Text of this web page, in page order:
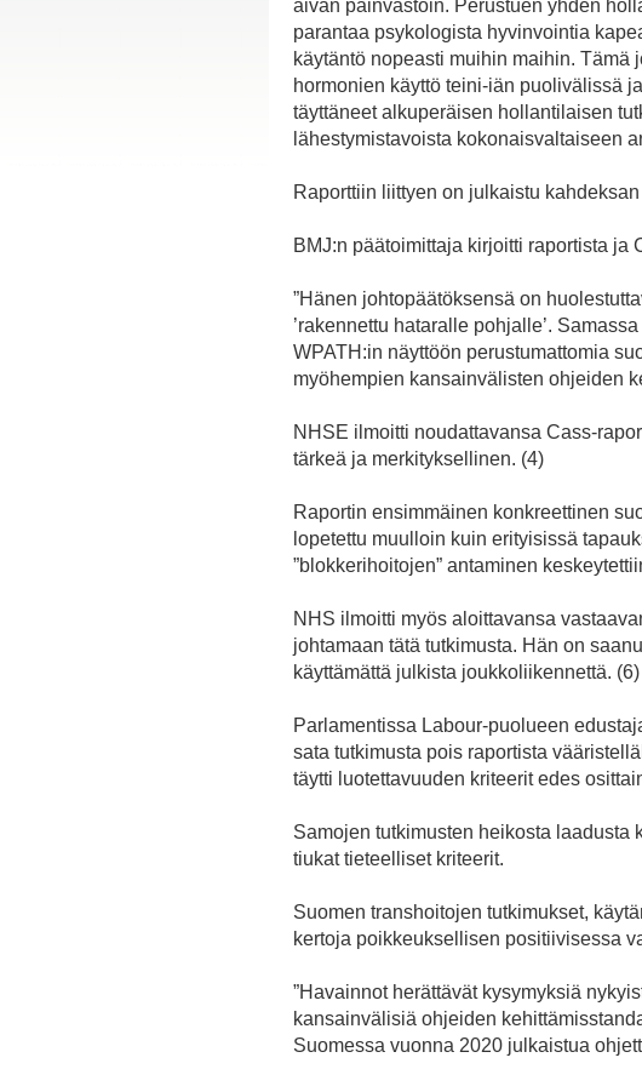
aivan päinvastoin. Perustuen yhden
parantaa psykologista hyvinvointia
käytäntö nopeasti muihin maihin.
hormonien käyttö teini-iän puolivälissä
täyttäneet alkuperäisen hollantilaisen
lähestymistavoista kokonaisvaltaiseen
Raporttiin liittyen on julkaistu
BMJ:n päätoimittaja kirjoitti raportista ja
”Hänen johtopäätöksensä on
’rakennettu hataralle pohjalle’.
WPATH:in näyttöön perustumattomia
myöhempien kansainvälisten ohjeiden
NHSE ilmoitti noudattavansa Cass-
tärkeä ja merkityksellinen. (4)
Raportin ensimmäinen konkreettinen
lopetettu muulloin kuin erityisissä
”blokkerihoitojen” antaminen
NHS ilmoitti myös aloittavansa
johtamaan tätä tutkimusta. Hän on
käyttämättä julkista joukkoliikennettä. (6)
Parlamentissa Labour-puolueen
sata tutkimusta pois raportista
täytti luotettavuuden kriteerit edes
Samojen tutkimusten heikosta laadusta
tiukat tieteelliset kriteerit.
Suomen transhoitojen tutkimukset,
kertoja poikkeuksellisen positiivisessa
”Havainnot herättävät kysymyksiä
kansainvälisiä ohjeiden
Suomessa vuonna 2020 julkaistua